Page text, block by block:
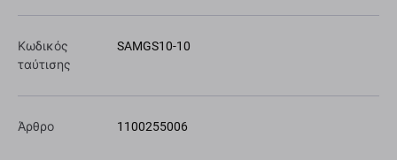
Κωδικός
ταύτισης
SAMGS10-10
Άρθρο 1100255006